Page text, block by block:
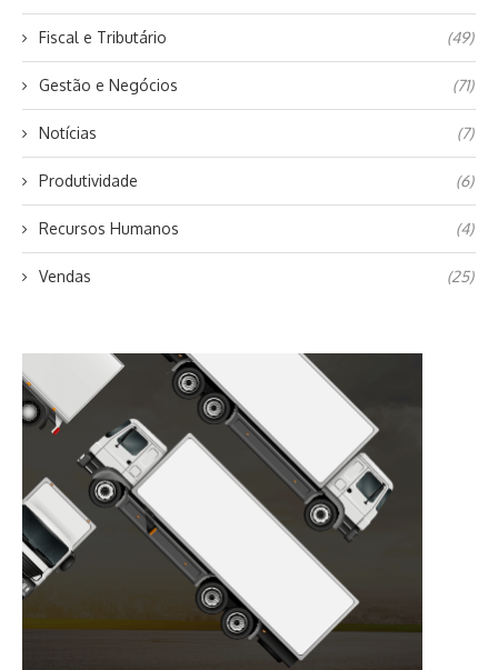
Fiscal e Tributário (49)
Gestão e Negócios (71)
Notícias (7)
Produtividade (6)
Recursos Humanos (4)
Vendas (25)